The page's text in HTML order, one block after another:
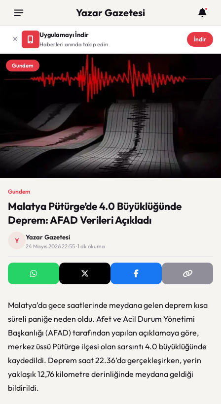
Yazar Gazetesi
Uygulamayı İndir
Haberleri anında takip edin
İndir
Gundem
Gundem
Malatya Pütürge’de 4.0 Büyüklüğünde
Deprem: AFAD Verileri Açıkladı
Y Yazar Gazetesi
24 Mayıs 2026 22:55 · 1 dk okuma
Malatya’da gece saatlerinde meydana gelen deprem kısa
süreli paniğe neden oldu. Afet ve Acil Durum Yönetimi
Başkanlığı (AFAD) tarafından yapılan açıklamaya göre,
merkez üssü Pütürge ilçesi olan sarsıntı 4.0 büyüklüğünde
kaydedildi. Deprem saat 22.36’da gerçekleşirken, yerin
yaklaşık 12,76 kilometre derinliğinde meydana geldiği
bildirildi.